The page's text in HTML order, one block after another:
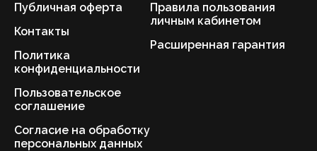
Публичная оферта
Контакты
Политика
конфиденциальности
Пользовательское
соглашение
Согласие на обработку
персональных данных
Правила пользования
личным кабинетом
Расширенная гарантия